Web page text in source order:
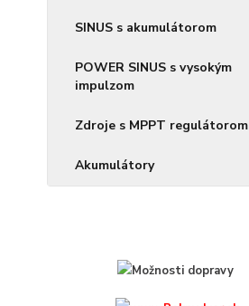
SINUS s akumulátorom
POWER SINUS s vysokým
impulzom
Zdroje s MPPT regulátorom
Akumulátory